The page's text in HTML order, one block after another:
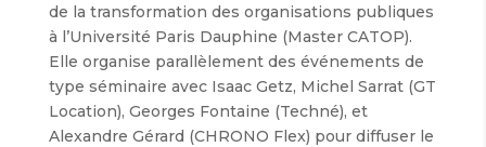
de la transformation des organisations publiques
à l’Université Paris Dauphine (Master CATOP).
Elle organise parallèlement des événements de
type séminaire avec Isaac Getz, Michel Sarrat (GT
Location), Georges Fontaine (Techné), et
Alexandre Gérard (CHRONO Flex) pour diffuser le